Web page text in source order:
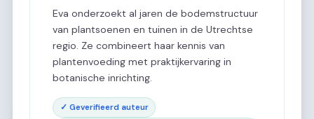
Eva onderzoekt al jaren de bodemstructuur
van plantsoenen en tuinen in de Utrechtse
regio. Ze combineert haar kennis van
plantenvoeding met praktijkervaring in
botanische inrichting.
✓ Geverifieerd auteur